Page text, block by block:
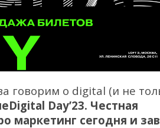
говорим о digital (и не
Day’23. Честная
маркетинг сегодня и